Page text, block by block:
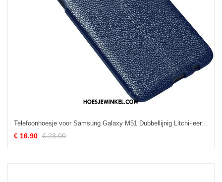
Telefoonhoesje voor Samsung Galaxy M51 Dubbellijnig Litchi-leereffect
€ 16.90 € 23.00